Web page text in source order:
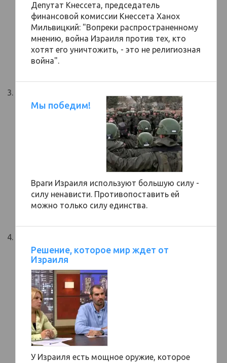
Депутат Кнессета, председатель
финансовой комиссии Кнессета Ханох
Мильвицкий: "Вопреки распространенному
мнению, война Израиля против тех, кто
хотят его уничтожить, - это не религиозная
война".
Мы победим!
Враги Израиля используют большую силу -
силу ненависти. Противопоставить ей
можно только силу единства.
Решение, которое мир ждет от
Израиля
У Израиля есть мощное оружие, которое